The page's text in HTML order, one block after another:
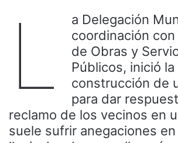
L
a Delegación
coordinación
de Obras y
Públicos, inició la
construcción de
para dar
reclamo de los vecinos en
suele sufrir anegaciones